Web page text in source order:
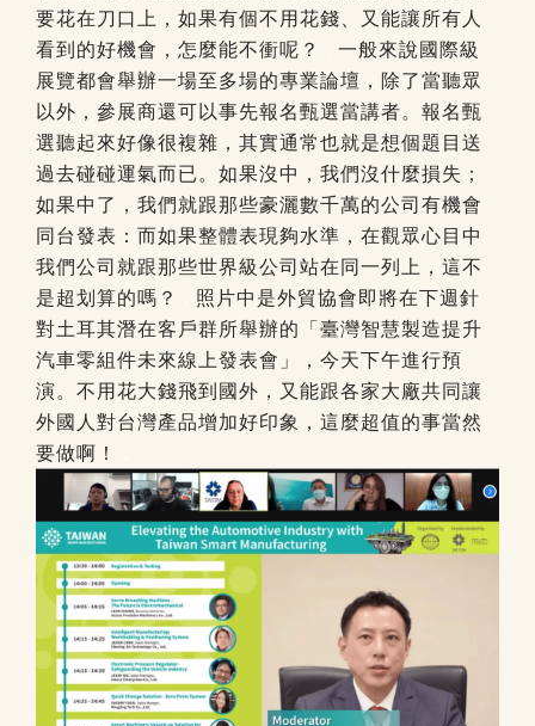
要花在刀口上，如果有個不用花錢、又能讓所有人
看到的好機會，怎麼能不衝呢？
一般來說國際級
展覽都會舉辦一場至多場的專業論壇，除了當聽眾
以外，參展商還可以事先報名甄選當講者。報名甄
選聽起來好像很複雜，其實通常也就是想個題目送
過去碰碰運氣而已。如果沒中，我們沒什麼損失；
如果中了，我們就跟那些豪灑數千萬的公司有機會
同台發表：而如果整體表現夠水準，在觀眾心目中
我們公司就跟那些世界級公司站在同一列上，這不
是超划算的嗎？
照片中是外貿協會即將在下週針
對土耳其潛在客戶群所舉辦的「臺灣智慧製造提升
汽車零組件未來線上發表會」，今天下午進行預
演。不用花大錢飛到國外，又能跟各家大廠共同讓
外國人對台灣產品增加好印象，這麼超值的事當然
要做啊！